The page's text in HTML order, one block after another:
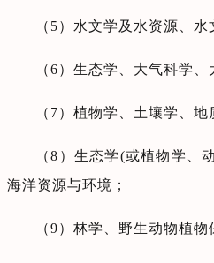
（5）水文学及水资源、
（6）生态学、大气科学
（7）植物学、土壤学、
（8）生态学(或植物学、
海洋资源与环境；
（9）林学、野生动物植